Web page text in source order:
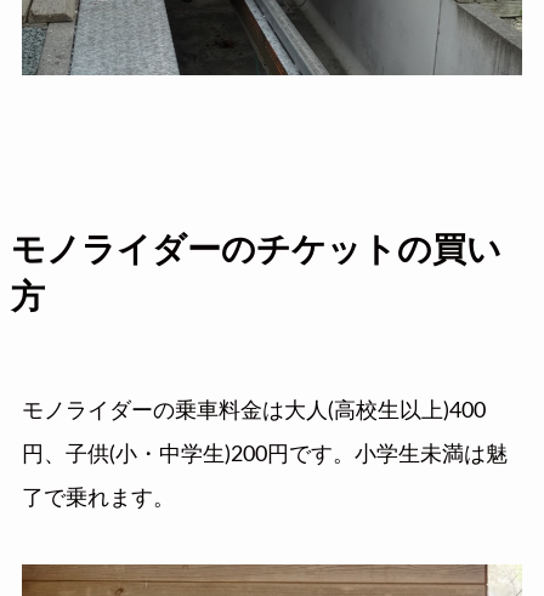
モノライダーのチケットの買い
方
モノライダーの乗車料金は大人(高校生以上)400
円、子供(小・中学生)200円です。小学生未満は魅
了で乗れます。